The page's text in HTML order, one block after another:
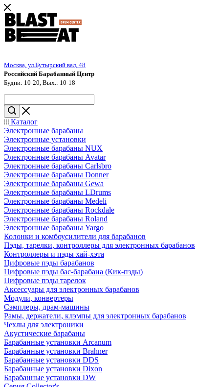
Москва, ул.Бутырский вал, 48
Российский Барабанный Центр
Будни: 10-20, Вых.: 10-18
Каталог
Электронные барабаны
Электронные установки
Электронные барабаны NUX
Электронные барабаны Avatar
Электронные барабаны Carlsbro
Электронные барабаны Donner
Электронные барабаны Gewa
Электронные барабаны LDrums
Электронные барабаны Medeli
Электронные барабаны Rockdale
Электронные барабаны Roland
Электронные барабаны Yargo
Колонки и комбоусилители для барабанов
Пэды, тарелки, контроллеры для электронных барабанов
Контроллеры и пэды хай-хэта
Цифровые пэды барабанов
Цифровые пэды бас-барабана (Кик-пэды)
Цифровые пэды тарелок
Аксессуары для электронных барабанов
Модули, конвертеры
Сэмплеры, драм-машины
Рамы, держатели, клэмпы для электронных барабанов
Чехлы для электроники
Акустические барабаны
Барабанные установки Arcanum
Барабанные установки Brahner
Барабанные установки DDS
Барабанные установки Dixon
Барабанные установки DW